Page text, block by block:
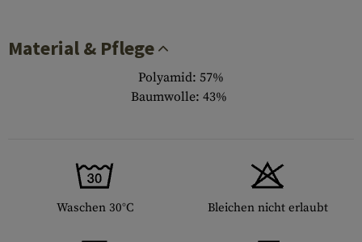
Material & Pflege
Polyamid: 57%
Baumwolle: 43%
Waschen 30°C Bleichen nicht erlaubt